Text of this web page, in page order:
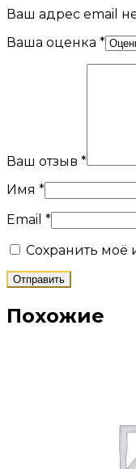
Ваш адрес email
Ваша оценка *
Ваш отзыв *
Имя *
Email *
Сохранить моё
Похожие